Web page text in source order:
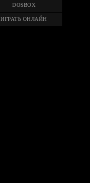
DOSBOX
ИГРАТЬ ОНЛАЙН